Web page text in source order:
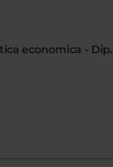
economica - Dip.